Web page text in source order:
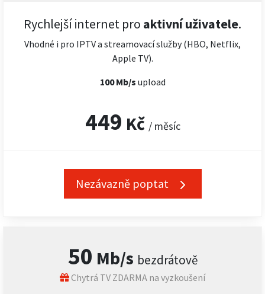
50 Mb/s bezdrátově
Chytrá TV ZDARMA na vyzkoušení
Rychlejší internet pro aktivní uživatele.
Vhodné i pro IPTV a streamovací služby (HBO, Netflix,
Apple TV).
100 Mb/s upload
449 Kč / měsíc
Nezávazně poptat